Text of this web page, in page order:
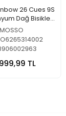
26 Cues 9S
Dağ Bisikleti
Mat Black
MOSSO
TL